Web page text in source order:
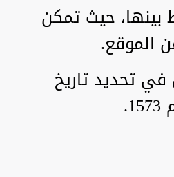
بينها، حيث تمكن
تحديد تاريخ